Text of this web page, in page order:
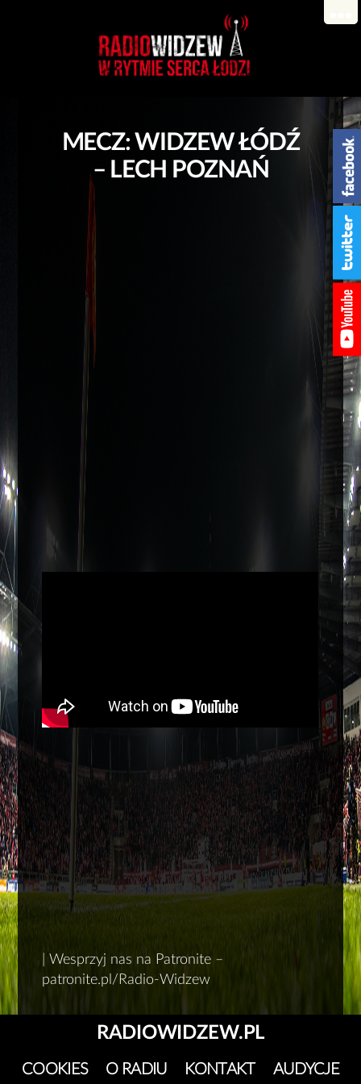
MECZ: WIDZEW ŁÓDŹ
– LECH POZNAŃ
| Wesprzyj nas na Patronite –
patronite.pl/Radio-Widzew
RADIOWIDZEW.PL
COOKIES O RADIU KONTAKT AUDYCJE